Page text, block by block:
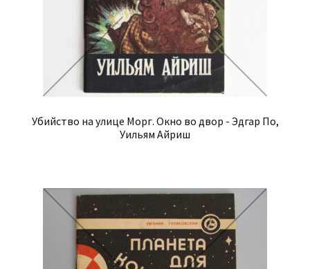
Убийство на улице Морг. Окно во двор - Эдгар По,
Уильям Айриш